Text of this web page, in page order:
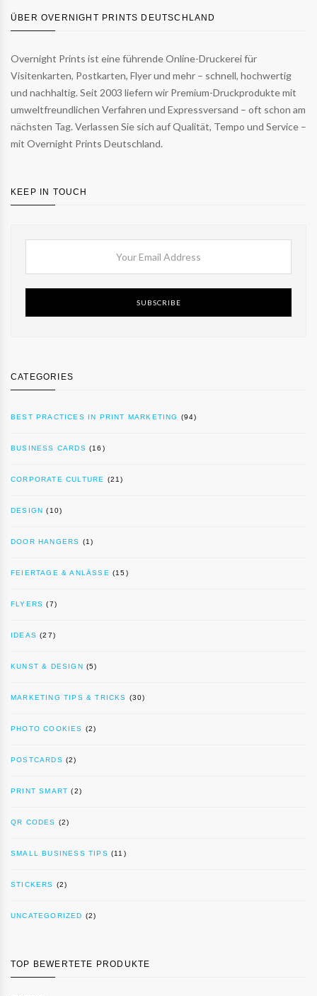
ÜBER OVERNIGHT PRINTS DEUTSCHLAND
Overnight Prints ist eine führende Online-Druckerei für
Visitenkarten, Postkarten, Flyer und mehr – schnell, hochwertig
und nachhaltig. Seit 2003 liefern wir Premium-Druckprodukte mit
umweltfreundlichen Verfahren und Expressversand – oft schon am
nächsten Tag. Verlassen Sie sich auf Qualität, Tempo und Service –
mit Overnight Prints Deutschland.
KEEP IN TOUCH
SUBSCRIBE
CATEGORIES
BEST PRACTICES IN PRINT MARKETING (94)
BUSINESS CARDS (16)
CORPORATE CULTURE (21)
DESIGN (10)
DOOR HANGERS (1)
FEIERTAGE & ANLÄSSE (15)
FLYERS (7)
IDEAS (27)
KUNST & DESIGN (5)
MARKETING TIPS & TRICKS (30)
PHOTO COOKIES (2)
POSTCARDS (2)
PRINT SMART (2)
QR CODES (2)
SMALL BUSINESS TIPS (11)
STICKERS (2)
UNCATEGORIZED (2)
TOP BEWERTETE PRODUKTE